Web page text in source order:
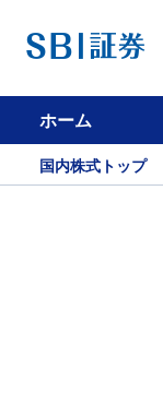
ホーム
国内株式トップ